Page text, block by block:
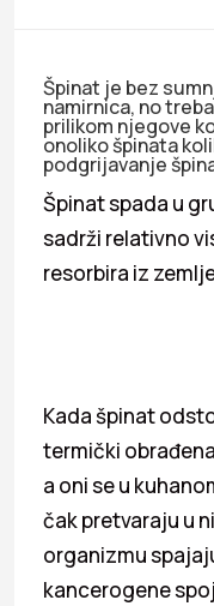
Špinat je bez
namirnica, no
prilikom njegove
onoliko špinata
podgrijavanje
Špinat spada u
sadrži relativno
resorbira iz
Kada špinat
termički
a oni se u
čak pretvaraju u
organizmu
kancerogene